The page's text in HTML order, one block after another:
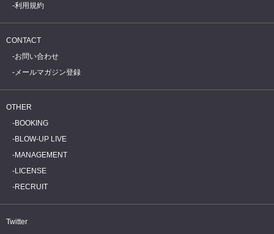
利用規約
CONTACT
お問い合わせ
メールマガジン登録
OTHER
BOOKING
BLOW-UP LIVE
MANAGEMENT
LICENSE
RECRUIT
Twitter